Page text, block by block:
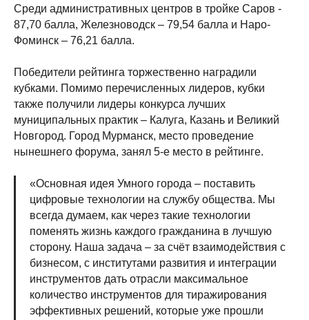
Среди административных центров в тройке Саров -
87,70 балла, Железноводск – 79,54 балла и Наро-
Фоминск – 76,21 балла.
Победители рейтинга торжественно наградили
кубками. Помимо перечисленных лидеров, кубки
также получили лидеры конкурса лучших
муниципальных практик – Калуга, Казань и Великий
Новгород. Город Мурманск, место проведение
нынешнего форума, занял 5-е место в рейтинге.
«Основная идея Умного города – поставить
цифровые технологии на службу общества. Мы
всегда думаем, как через такие технологии
поменять жизнь каждого гражданина в лучшую
сторону. Наша задача – за счёт взаимодействия с
бизнесом, с институтами развития и интеграции
инструментов дать отрасли максимальное
количество инструментов для тиражирования
эффективных решений, которые уже прошли